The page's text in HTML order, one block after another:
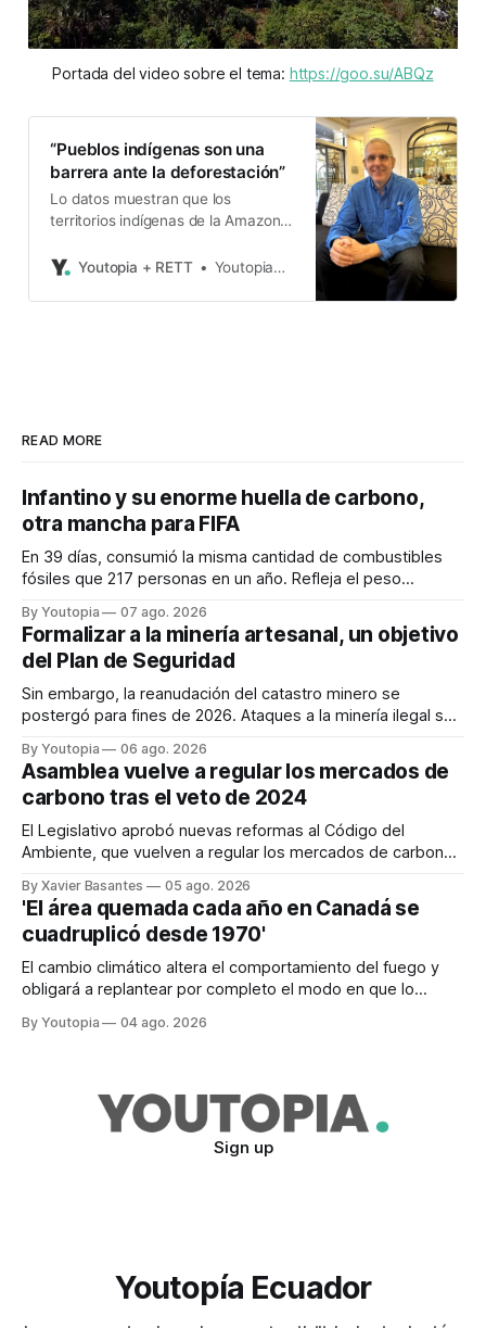
Portada del video sobre el tema: https://goo.su/ABQz
“Pueblos indígenas son una
barrera ante la deforestación”
Lo datos muestran que los
territorios indígenas de la Amazonía
Youtopia + RETT
Youtopia+Rett
READ MORE
Infantino y su enorme huella de carbono,
otra mancha para FIFA
En 39 días, consumió la misma cantidad de combustibles
fósiles que 217 personas en un año. Refleja el peso
By Youtopia 07 ago. 2026
Formalizar a la minería artesanal, un objetivo
del Plan de Seguridad
Sin embargo, la reanudación del catastro minero se
postergó para fines de 2026. Ataques a la minería ilegal se
By Youtopia 06 ago. 2026
Asamblea vuelve a regular los mercados de
carbono tras el veto de 2024
El Legislativo aprobó nuevas reformas al Código del
Ambiente, que vuelven a regular los mercados de carbono,
By Xavier Basantes 05 ago. 2026
'El área quemada cada año en Canadá se
cuadruplicó desde 1970'
El cambio climático altera el comportamiento del fuego y
obligará a replantear por completo el modo en que lo
By Youtopia 04 ago. 2026
Sign up
Youtopía Ecuador